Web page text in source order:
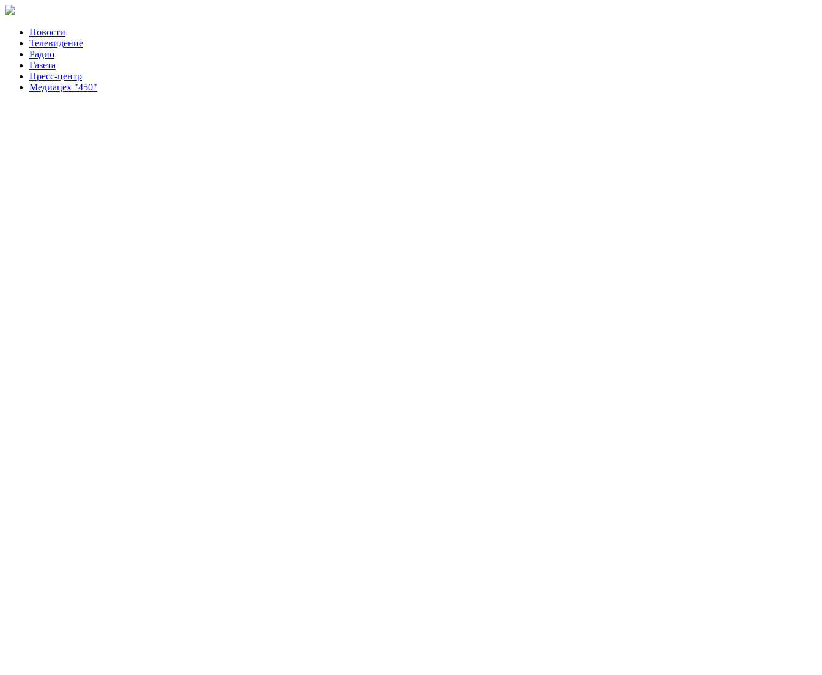
Новости
Телевидение
Радио
Газета
Пресс-центр
Медиацех "450"